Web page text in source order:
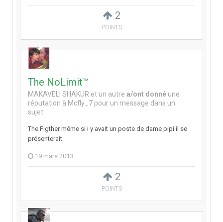
2
POINTS
2
POINTS
The NoLimit™
MAKAVELI SHAKUR et un autre a/ont donné une
réputation à Mcfly_7 pour un message dans un
sujet
The Figther même si i y avait un poste de dame pipi il se
présenterait
19 mars 2013